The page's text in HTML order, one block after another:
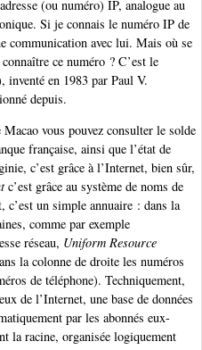
(ou numéro) IP, analogue au
Si je connais le numéro IP de
communication avec lui. Mais où se
ce numéro ? C’est le
inventé en 1983 par Paul V.
depuis.
vous pouvez consulter le solde
française, ainsi que l’état de
c’est grâce à l’Internet, bien sûr,
c’est grâce au système de noms de
un simple annuaire : dans la
comme par exemple
réseau, Uniform Resource
la colonne de droite les numéros
de téléphone). Techniquement,
de l’Internet, une base de données
par les abonnés eux-
la racine, organisée logiquement